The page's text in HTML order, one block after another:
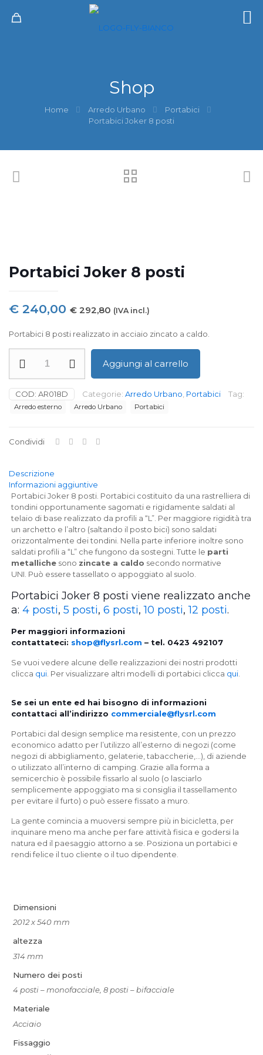
Shop
Home Arredo Urbano
Portabici
Portabici Joker 8 posti
Portabici Joker 8 posti
€ 240,00 € 292,80 (IVA incl.)
Portabici 8 posti realizzato in acciaio zincato a caldo.
posti
quantità
Aggiungi al carrello
COD: AR018D Categorie: Arredo Urbano Portabici Tag:
Arredo esterno Arredo Urbano Portabici
Condividi
Descrizione
Informazioni aggiuntive
Portabici Joker 8 posti. Portabici costituito da una rastrelliera di
tondini opportunamente sagomati e rigidamente saldati al
telaio di base realizzato da profili a “L”. Per maggiore rigidità tra
un archetto e l’altro (saltando il posto bici) sono saldati
orizzontalmente dei tondini. Nella parte inferiore inoltre sono
saldati profili a “L” che fungono da sostegni. Tutte le parti
metalliche sono zincate a caldo secondo normative
UNI. Può essere tassellato o appoggiato al suolo.
Portabici Joker 8 posti viene realizzato anche
a:4 posti,5 posti,6 posti,10 posti,12 posti.
Per maggiori informazioni
contattateci: shop@flysrl.com – tel. 0423 492107
Se vuoi vedere alcune delle realizzazioni dei nostri prodotti
clicca qui . Per visualizzare altri modelli di portabici clicca qui
Se sei un ente ed hai bisogno di informazioni
contattaci all’indirizzo commerciale@flysrl.com
Portabici dal design semplice ma resistente, con un prezzo
economico adatto per l’utilizzo all’esterno di negozi (come
negozi di abbigliamento, gelaterie, tabaccherie,…), di aziende
o utilizzato all’interno di camping. Grazie alla forma a
semicerchio è possibile fissarlo al suolo (o lasciarlo
semplicemente appoggiato ma si consiglia il tassellamento
per evitare il furto) o può essere fissato a muro.
La gente comincia a muoversi sempre più in bicicletta, per
inquinare meno ma anche per fare attività fisica e godersi la
natura ed il paesaggio attorno a se. Posiziona un portabici e
rendi felice il tuo cliente o il tuo dipendente.
Dimensioni
2012 x 540 mm
altezza
314 mm
Numero dei posti
4 posti – monofacciale, 8 posti – bifacciale
Materiale
Acciaio
Fissaggio